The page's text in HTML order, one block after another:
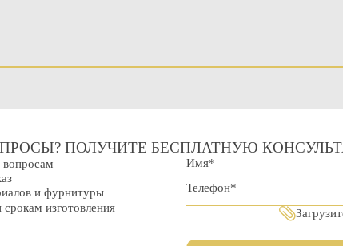
ПОЛУЧИТЕ БЕСПЛАТНУЮ
вопросам
и фурнитуры
изготовления